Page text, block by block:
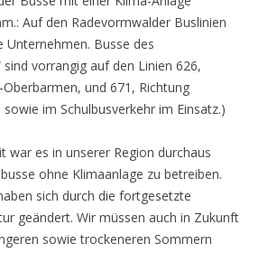
Auf den Radevormwalder Buslinien
Unternehmen. Busse des
sind vorrangig auf den Linien 626,
und 671, Richtung
im Schulbusverkehr im Einsatz.)
war es in unserer Region durchaus
ohne Klimaanlage zu betreiben.
sich durch die fortgesetzte
geändert. Wir müssen auch in Zukunft
sowie trockeneren Sommern